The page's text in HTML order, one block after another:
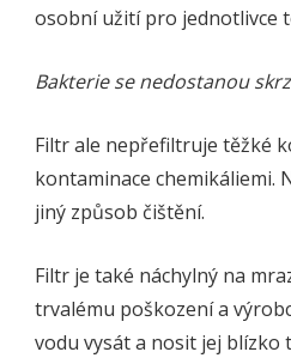
osobní užití pro jednotlivce
Bakterie se nedostanou
Filtr ale nepřefiltruje těžké
kontaminace chemikáliemi.
jiný způsob čištění.
Filtr je také náchylný na
trvalému poškození a
vodu vysát a nosit jej blízko